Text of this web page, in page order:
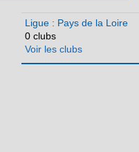
Ligue : Pays de la Loire
0 clubs
Voir les clubs